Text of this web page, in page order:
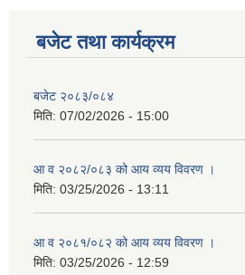
बजेट तथा कार्यक्रम
बजेट २०८३/०८४
मिति: 07/02/2026 - 15:00
आ व २०८२/०८३ को आय व्यय विवरण ।
मिति: 03/25/2026 - 13:11
आ व २०८१/०८२ को आय व्यय विवरण ।
मिति: 03/25/2026 - 12:59